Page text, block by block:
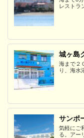
レストラ
城ヶ島
海まで２
り、海水
サンポ
気軽にご
る。アー